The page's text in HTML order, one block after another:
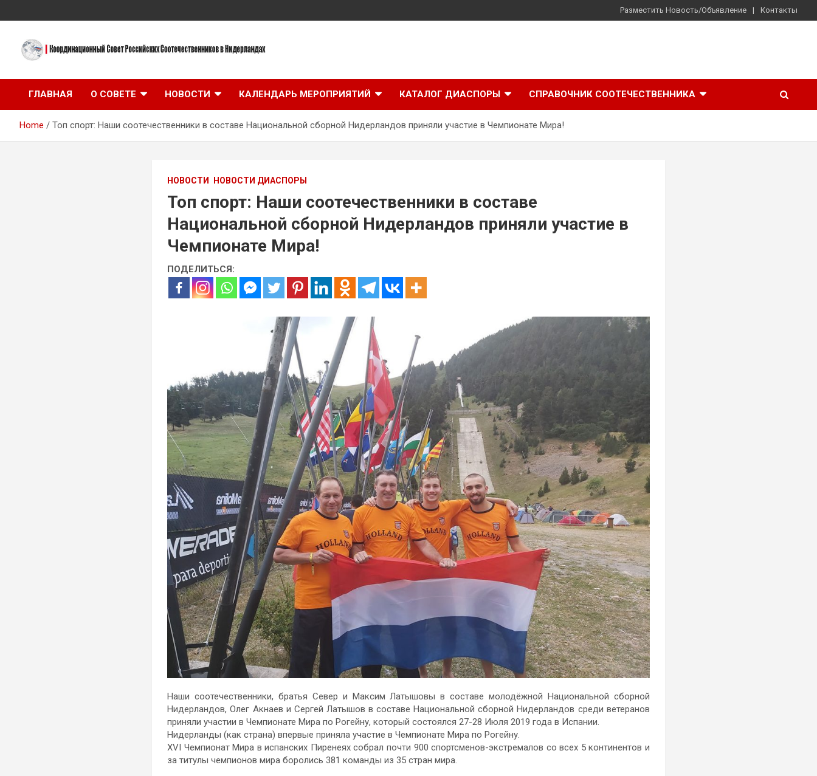
to
Разместить Новость/Объявление Контакты
Координационный
Совет Российских
Соотечественников в
Нидерландах
Нидерландах
ГЛАВНАЯ
О СОВЕТЕ НОВОСТИ КАЛЕНДАРЬ МЕРОПРИЯТИЙ КАТАЛОГ ДИАСПОРЫ СПРАВОЧНИК СООТЕЧЕСТВЕННИКА
Home Топ спорт: Наши соотечественники в составе Национальной сборной Нидерландов приняли участие в Чемпионате Мира!
НОВОСТИ НОВОСТИ ДИАСПОРЫ
Топ спорт: Наши соотечественники в составе
Национальной сборной Нидерландов приняли участие в
Чемпионате Мира!
ПОДЕЛИТЬСЯ:
Наши соотечественники, братья Север и Максим Латышовы в составе молодёжной Национальной сборной
Нидерландов, Олег Акнаев и Сергей Латышов в составе Национальной сборной Нидерландов среди ветеранов
приняли участии в Чемпионате Мира по Рогейну, который состоялся 27-28 Июля 2019 года в Испании.
Нидерланды (как страна) впервые приняла участие в Чемпионате Мира по Рогейну.
XVI Чемпионат Мира в испанских Пиренеях собрал почти 900 спортсменов-экстремалов со всех 5 континентов и
за титулы чемпионов мира боролись 381 команды из 35 стран мира.